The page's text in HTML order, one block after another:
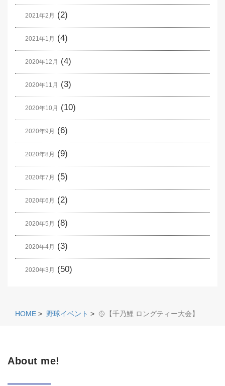
2021年2月 (2)
2021年1月 (4)
2020年12月 (4)
2020年11月 (3)
2020年10月 (10)
2020年9月 (6)
2020年8月 (9)
2020年7月 (5)
2020年6月 (2)
2020年5月 (8)
2020年4月 (3)
2020年3月 (50)
HOME > 野球イベント > 🥎【千乃鯉 ロングティー大会】
About me!